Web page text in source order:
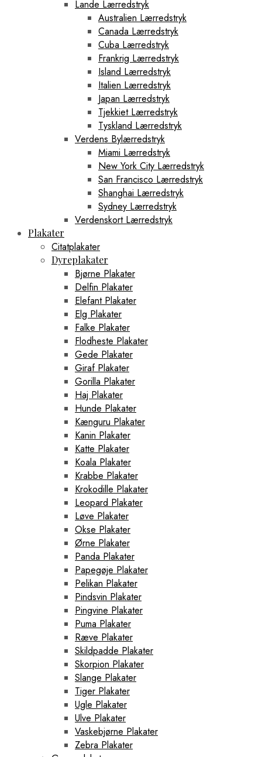
Lande Lærredstryk
Australien Lærredstryk
Canada Lærredstryk
Cuba Lærredstryk
Frankrig Lærredstryk
Island Lærredstryk
Italien Lærredstryk
Japan Lærredstryk
Tjekkiet Lærredstryk
Tyskland Lærredstryk
Verdens Bylærredstryk
Miami Lærredstryk
New York City Lærredstryk
San Francisco Lærredstryk
Shanghai Lærredstryk
Sydney Lærredstryk
Verdenskort Lærredstryk
Plakater
Citatplakater
Dyreplakater
Bjørne Plakater
Delfin Plakater
Elefant Plakater
Elg Plakater
Falke Plakater
Flodheste Plakater
Gede Plakater
Giraf Plakater
Gorilla Plakater
Haj Plakater
Hunde Plakater
Kænguru Plakater
Kanin Plakater
Katte Plakater
Koala Plakater
Krabbe Plakater
Krokodille Plakater
Leopard Plakater
Løve Plakater
Okse Plakater
Ørne Plakater
Panda Plakater
Papegøje Plakater
Pelikan Plakater
Pindsvin Plakater
Pingvine Plakater
Puma Plakater
Ræve Plakater
Skildpadde Plakater
Skorpion Plakater
Slange Plakater
Tiger Plakater
Ugle Plakater
Ulve Plakater
Vaskebjørne Plakater
Zebra Plakater